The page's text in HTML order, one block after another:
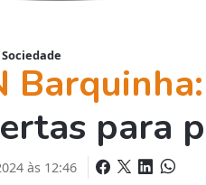
Sociedade
Barquinha:
para
às 12:46